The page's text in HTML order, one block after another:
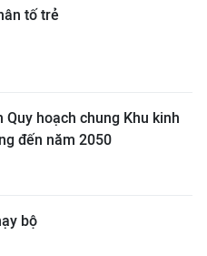
tố trẻ
Quy hoạch chung Khu kinh
đến năm 2050
bộ